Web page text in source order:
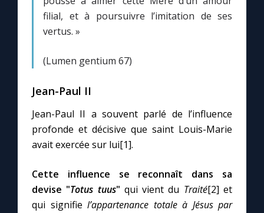
filial, et à poursuivre l’imitation de ses
vertus. »
(Lumen gentium 67)
Jean-Paul II
Jean-Paul II a souvent parlé de l’influence
profonde et décisive que saint Louis-Marie
avait exercée sur lui[1].
Cette influence se reconnaît dans sa
devise "Totus tuus" qui vient du Traité[2] et
qui signifie l’appartenance totale à Jésus par